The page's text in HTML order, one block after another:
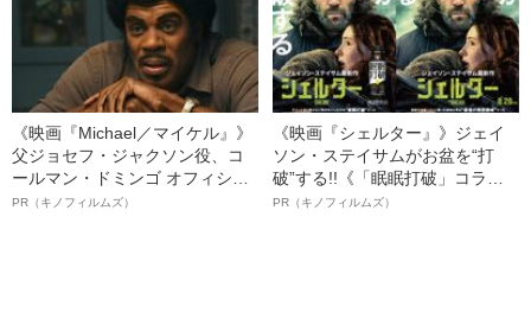
《映画『Michael／マイケル』》
父ジョセフ・ジャクソン役、コ
ールマン・ドミンゴ オフィシャ
ルインタビュー“観客を魅了した
PR（キノフィルムズ）
《映画『シェルター』》ジェイ
ソン・ステイサムがお盆を“打
破”する!!《「眠眠打破」コラ
ボ》
PR（キノフィルムズ）